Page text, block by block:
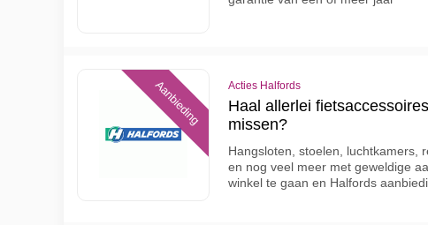
Aanbieding Acties Halfords
Haal allerlei
missen?
Hangsloten, stoelen, luchtkamers,
en nog veel meer met geweldige
winkel te gaan en Halfords